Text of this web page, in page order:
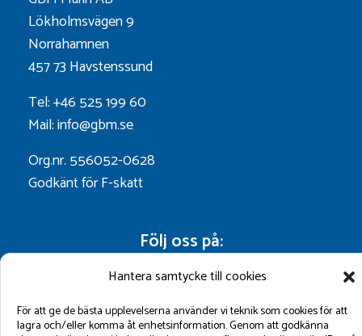
Hantera samtycke till cookies
För att ge de bästa upplevelserna använder vi teknik som cookies för att
lagra och/eller komma åt enhetsinformation. Genom att godkänna
Lökholmsvägen 9
Norrahamnen
457 73 Havstenssund
Tel: +46 525 199 60
Mail: info@gbm.se
Org.nr. 556052-0628
Godkänt för F-skatt
Följ oss på: